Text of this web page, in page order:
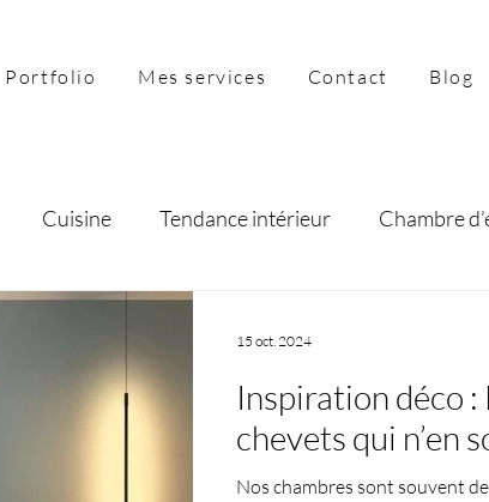
Portfolio Mes services Contact Blog
Cuisine Tendance intérieur Chambre
Inspiration déco :
chevets qui n’en
Nos chambres sont souvent
15 oct. 2024